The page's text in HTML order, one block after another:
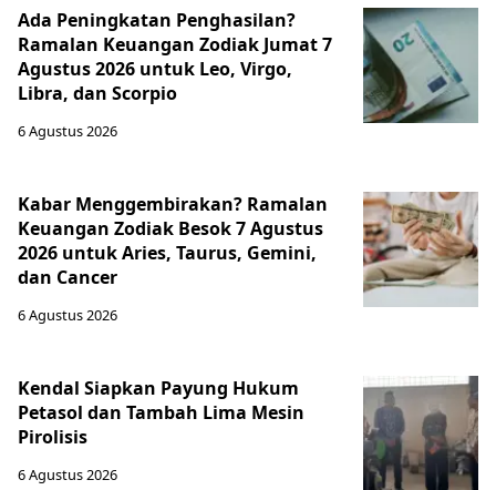
Ada Peningkatan Penghasilan?
Ramalan Keuangan Zodiak Jumat 7
Agustus 2026 untuk Leo, Virgo,
Libra, dan Scorpio
6 Agustus 2026
Kabar Menggembirakan? Ramalan
Keuangan Zodiak Besok 7 Agustus
2026 untuk Aries, Taurus, Gemini,
dan Cancer
6 Agustus 2026
Kendal Siapkan Payung Hukum
Petasol dan Tambah Lima Mesin
Pirolisis
6 Agustus 2026